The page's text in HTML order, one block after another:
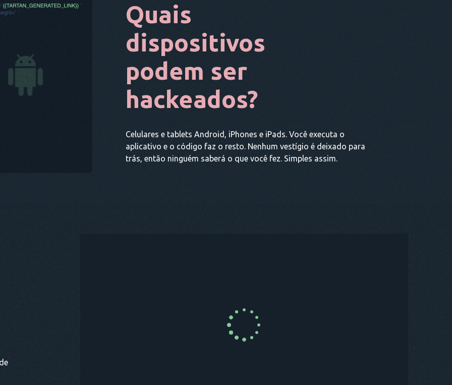
Quais
dispositivos
podem ser
hackeados?
Celulares e tablets Android, iPhones e iPads. Você executa o
aplicativo e o código faz o resto. Nenhum vestígio é deixado para
trás, então ninguém saberá o que você fez. Simples assim.
COMPRE AGORA